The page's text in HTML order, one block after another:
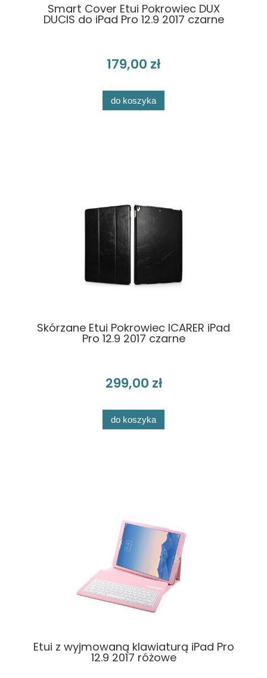
Smart Cover Etui Pokrowiec DUX
DUCIS do iPad Pro 12.9 2017 czarne
179,00 zł
do koszyka
Skórzane Etui Pokrowiec ICARER iPad
Pro 12.9 2017 czarne
299,00 zł
do koszyka
Etui z wyjmowaną klawiaturą iPad Pro
12.9 2017 różowe